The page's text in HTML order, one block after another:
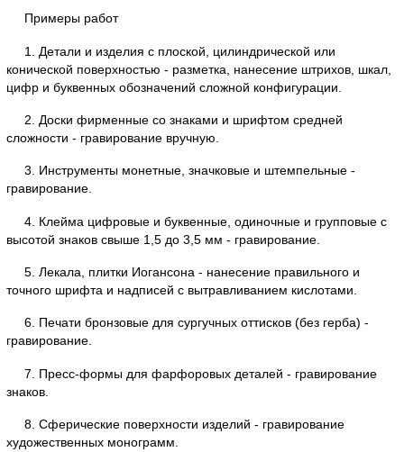
Примеры работ
1. Детали и изделия с плоской, цилиндрической или
конической поверхностью - разметка, нанесение штрихов, шкал,
цифр и буквенных обозначений сложной конфигурации.
2. Доски фирменные со знаками и шрифтом средней
сложности - гравирование вручную.
3. Инструменты монетные, значковые и штемпельные -
гравирование.
4. Клейма цифровые и буквенные, одиночные и групповые с
высотой знаков свыше 1,5 до 3,5 мм - гравирование.
5. Лекала, плитки Иогансона - нанесение правильного и
точного шрифта и надписей с вытравливанием кислотами.
6. Печати бронзовые для сургучных оттисков (без герба) -
гравирование.
7. Пресс-формы для фарфоровых деталей - гравирование
знаков.
8. Сферические поверхности изделий - гравирование
художественных монограмм.